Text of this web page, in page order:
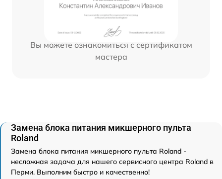
Вы можете ознакомиться с сертификатом
мастера
Замена блока питания микшерного пульта
Roland
Замена блока питания микшерного пульта Roland -
несложная задача для нашего сервисного центра Roland в
Перми. Выполним быстро и качественно!